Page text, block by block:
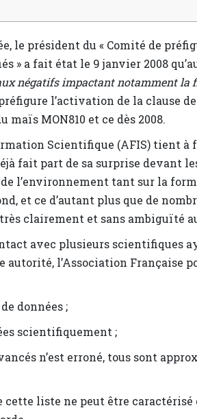
le président du « Comité de
» a fait état le 9 janvier 2008
négatifs impactant notamment la
l’activation de la clause
MON810 et ce dès 2008.
Scientifique (AFIS) tient à
fait part de sa surprise devant
l’environnement tant sur la
et ce d’autant plus que de
clairement et sans ambiguïté
avec plusieurs scientifiques
autorité, l’Association Française
données ;
scientifiquement ;
n’est erroné, tous sont
cette liste ne peut être